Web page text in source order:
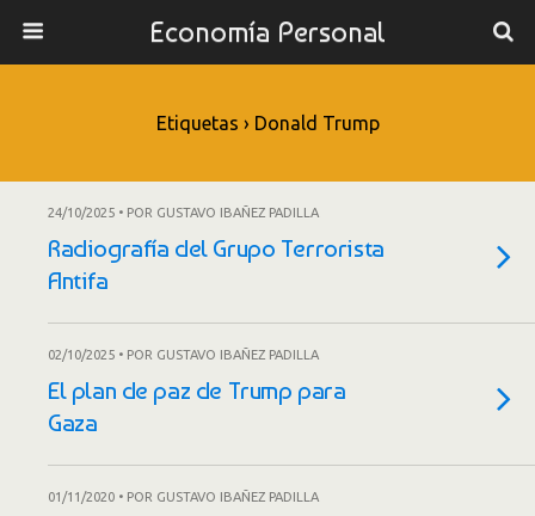
Economía Personal
Etiquetas › Donald Trump
24/10/2025 • POR GUSTAVO IBAÑEZ PADILLA
Radiografía del Grupo Terrorista
Antifa
02/10/2025 • POR GUSTAVO IBAÑEZ PADILLA
El plan de paz de Trump para
Gaza
01/11/2020 • POR GUSTAVO IBAÑEZ PADILLA